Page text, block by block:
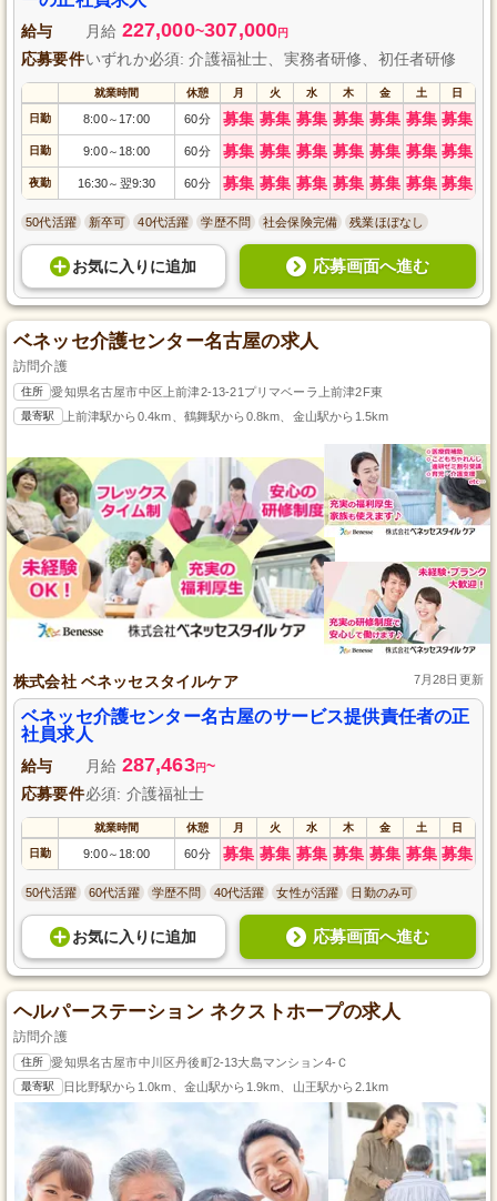
給与 月給 227,000~307,000円
応募要件いずれか必須: 介護福祉士、実務者研修、初任者研修
就業時間 休憩 月 火 水 木 金 土 日
日勤 8:00～ 17:00 60分 募集 募集 募集 募集 募集 募集 募集
日勤 9:00～ 18:00 60分 募集 募集 募集 募集 募集 募集 募集
夜勤 16:30～ 翌9:30 60分 募集 募集 募集 募集 募集 募集 募集
50代活躍 新卒可 40代活躍 学歴不問 社会保険完備 残業ほぼなし
お気に入り に追加 応募画面へ進む
ベネッセ介護センター名古屋の求人
訪問介護
住所 愛知県名古屋市中区上前津2-13-21プリマベーラ上前津2F東
最寄駅 上前津駅から0.4km、鶴舞駅から0.8km、金山駅から1.5km
株式会社 ベネッセスタイルケア 7月28日更新
ベネッセ介護センター名古屋のサービス提供責任者の正
社員求人
給与 月給 287,463円~
応募要件必須: 介護福祉士
就業時間 休憩 月 火 水 木 金 土 日
日勤 9:00～ 18:00 60分 募集 募集 募集 募集 募集 募集 募集
50代活躍 60代活躍 学歴不問 40代活躍 女性が活躍 日勤のみ可
お気に入り に追加 応募画面へ進む
ヘルパーステーション ネクストホープの求人
訪問介護
住所 愛知県名古屋市中川区丹後町2-13大島マンション4-Ｃ
最寄駅 日比野駅から1.0km、金山駅から1.9km、山王駅から2.1km